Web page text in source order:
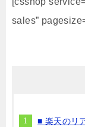
sales”
■ 楽天のリ